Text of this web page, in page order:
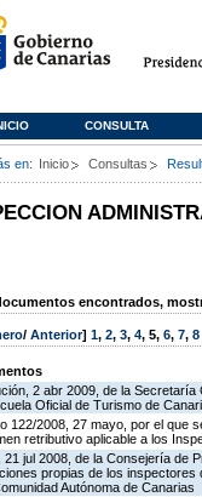
CONSULTA
en: Inicio Consultas
encontrados,
/ Anterior] 1, 2, 3, 4, 5, 6, 7, 8
2 abr 2009, de la
Oficial de Turismo de
122/2008, 27 mayo, por el que
retributivo aplicable a los
21 jul 2008, de la Consejería de
propias de los
Autónoma de Canarias